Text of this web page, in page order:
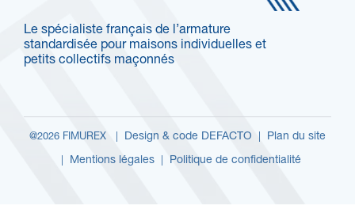
Le spécialiste français de l’armature
standardisée pour maisons individuelles et
petits collectifs maçonnés
@2026 FIMUREX | Design & code DEFACTO Plan du site
Mentions légales| Politique de confidentialité